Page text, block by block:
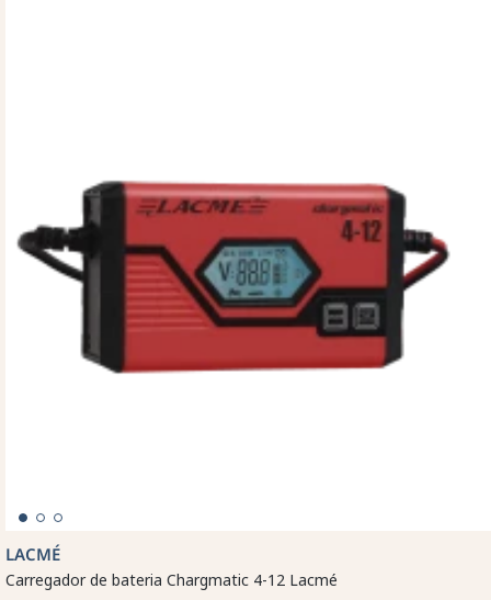
LACMÉ
Carregador de bateria Chargmatic 4-12 Lacmé